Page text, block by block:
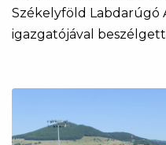
Székelyföld Labdarúgó
igazgatójával